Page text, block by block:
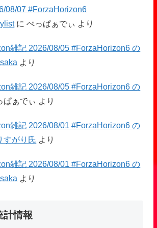
08/07 #ForzaHorizon6
にぺっぱぁでぃ より
雑記 2026/08/05 #ForzaHorizon6 の
より
雑記 2026/08/05 #ForzaHorizon6 の
ぱぁでぃ より
雑記 2026/08/01 #ForzaHorizon6 の
すがり氏 より
雑記 2026/08/01 #ForzaHorizon6 の
より
計情報